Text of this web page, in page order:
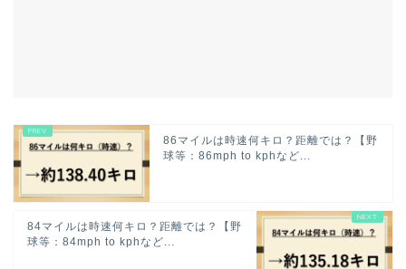
86マイルは時速何キロ？距離では？【野
球等：86mph to kphなど...
84マイルは時速何キロ？距離では？【野
球等：84mph to kphなど...